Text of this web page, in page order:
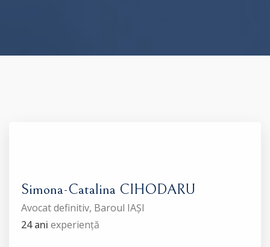
Simona-Catalina CIHODARU
Avocat definitiv, Baroul IAȘI
24 ani experiență